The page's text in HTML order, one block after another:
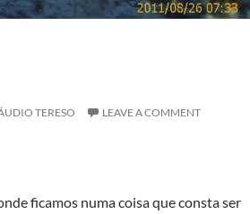
TERESO LEAVE A COMMENT
ficamos numa coisa que consta ser